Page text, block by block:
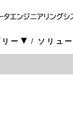
ー ソリュ